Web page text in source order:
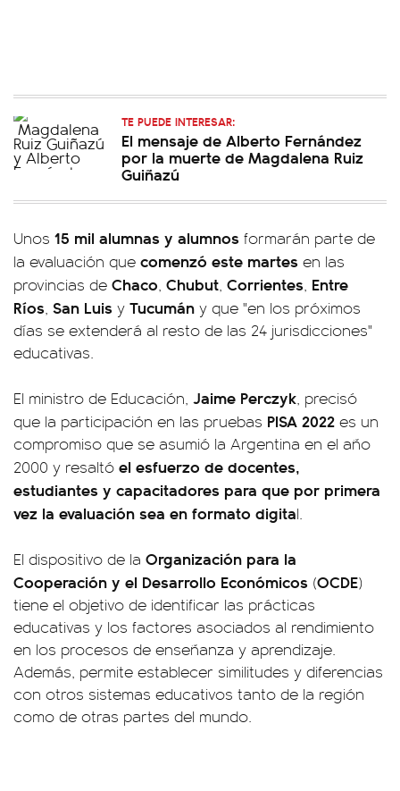
TE PUEDE INTERESAR:
El mensaje de Alberto Fernández
por la muerte de Magdalena Ruiz
Guiñazú
Unos 15 mil alumnas y alumnos formarán parte de
la evaluación que comenzó este martes en las
provincias de Chaco, Chubut, Corrientes, Entre
Ríos, San Luis y Tucumán y que "en los próximos
días se extenderá al resto de las 24 jurisdicciones"
educativas.
El ministro de Educación, Jaime Perczyk, precisó
que la participación en las pruebas PISA 2022 es un
compromiso que se asumió la Argentina en el año
2000 y resaltó el esfuerzo de docentes,
estudiantes y capacitadores para que por primera
vez la evaluación sea en formato digital.
El dispositivo de la Organización para la
Cooperación y el Desarrollo Económicos (OCDE)
tiene el objetivo de identificar las prácticas
educativas y los factores asociados al rendimiento
en los procesos de enseñanza y aprendizaje.
Además, permite establecer similitudes y diferencias
con otros sistemas educativos tanto de la región
como de otras partes del mundo.